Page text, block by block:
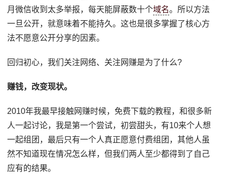
月微信收到太多举报，每天能屏蔽数十个域名。所以方法
一旦公开，就意味着不能持久。这也是很多掌握了核心方
法不愿意公开分享的因素。
回归初心，我们关注网络、关注网赚是为了什么?
赚钱，改变现状。
2010年我最早接触网赚时候，免费下载的教程，和很多新
人一起讨论，我是第一个尝试，初尝甜头，有10来个人想
一起组团，最后只有一个人真正愿意付费组团，其他人虽
然不知道现在情况怎么样，但我们两人至少都得到了自己
应有的结果。